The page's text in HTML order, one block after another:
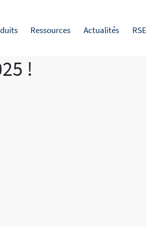
Ressources Actualités RSE
!